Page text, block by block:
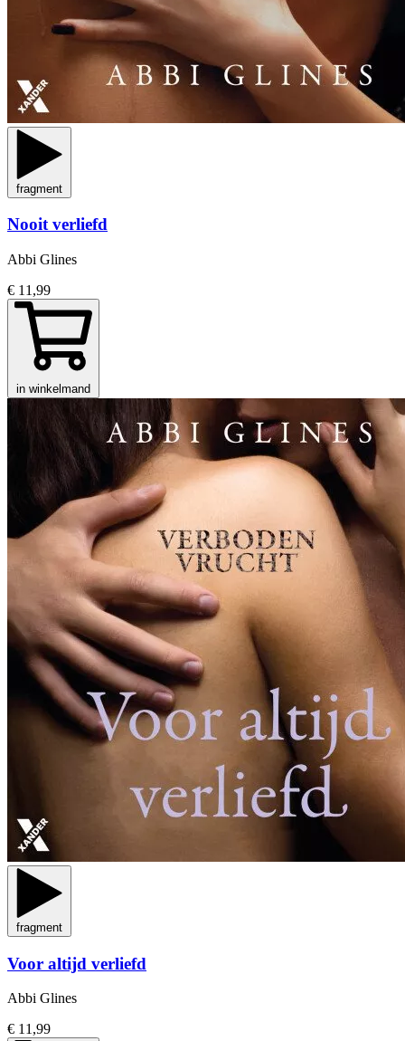
fragment
Nooit verliefd
Abbi Glines
€ 11,99
in winkelmand
fragment
Voor altijd verliefd
Abbi Glines
€ 11,99